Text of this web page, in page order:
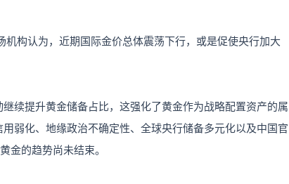
构认为，近期国际金价总体震荡下行，或是促使央行加大
提升黄金储备占比，这强化了黄金作为战略配置资产的属
弱化、地缘政治不确定性、全球央行储备多元化以及中国官
金的趋势尚未结束。